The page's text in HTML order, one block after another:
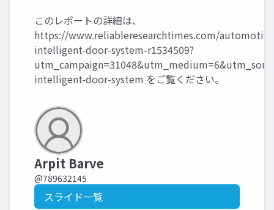
このレポートの詳細は、
https://www.reliableresearchtimes.com/
intelligent-door-system-r1534509?
intelligent-door-system をご覧ください。
Arpit Barve
@789632145
スライド一覧